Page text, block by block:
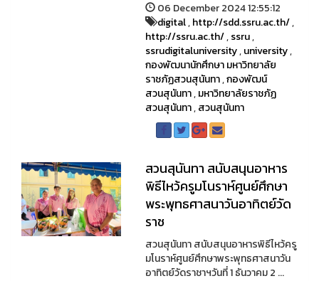
06 December 2024 12:55:12
digital,http://sdd.ssru.ac.th/,
http://ssru.ac.th/,ssru,
ssrudigitaluniversity,university,
กองพัฒนานักศึกษา มหาวิทยาลัย
ราชภัฏสวนสุนันทา,กองพัฒน์
สวนสุนันทา,มหาวิทยาลัยราชภัฏ
สวนสุนันทา,สวนสุนันทา
สวนสุนันทา สนับสนุนอาหาร
พิธีไหว้ครูมโนราห์ศูนย์ศึกษา
พระพุทธศาสนาวันอาทิตย์วัด
ราช
สวนสุนันทา สนับสนุนอาหารพิธีไหว้ครู
มโนราห์ศูนย์ศึกษาพระพุทธศาสนาวัน
อาทิตย์วัดราชาฯวันที่ 1 ธันวาคม 2 ...